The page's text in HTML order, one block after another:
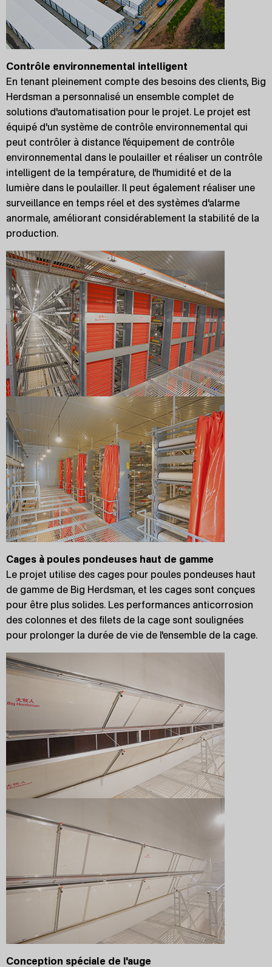
Contrôle environnemental intelligent
En tenant pleinement compte des besoins des clients, Big
Herdsman a personnalisé un ensemble complet de
solutions d'automatisation pour le projet. Le projet est
équipé d'un système de contrôle environnemental qui
peut contrôler à distance l'équipement de contrôle
environnemental dans le poulailler et réaliser un contrôle
intelligent de la température, de l'humidité et de la
lumière dans le poulailler. Il peut également réaliser une
surveillance en temps réel et des systèmes d'alarme
anormale, améliorant considérablement la stabilité de la
production.
Cages à poules pondeuses haut de gamme
Le projet utilise des cages pour poules pondeuses haut
de gamme de Big Herdsman, et les cages sont conçues
pour être plus solides. Les performances anticorrosion
des colonnes et des filets de la cage sont soulignées
pour prolonger la durée de vie de l'ensemble de la cage.
Conception spéciale de l'auge